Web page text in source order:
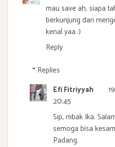
mau save ah, siapa
berkunjung dan
kenal yaa :)
Reply
Replies
Efi Fitriyyah
20:45
Sip, mbak Ika.
semoga bisa
Padang.